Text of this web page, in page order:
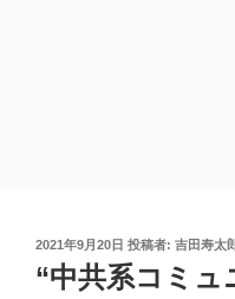
投
稿
日:
2021年9月20日 投稿者: 吉田寿太
“中共系コミュ